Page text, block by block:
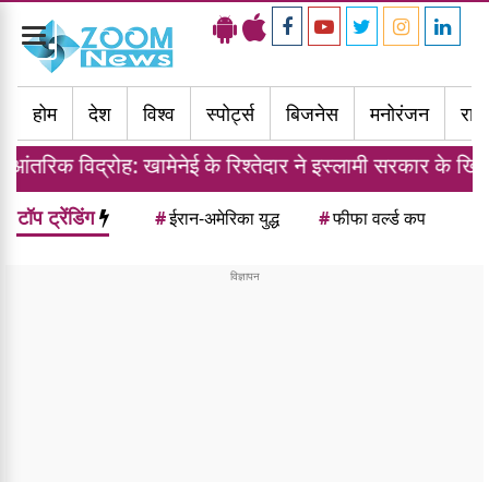
Toggle
navigation
होम
देश विश्व स्पोर्ट्स बिजनेस मनोरंजन
खामेनेई के रिश्तेदार ने इस्लामी सरकार के खिलाफ
टॉप ट्रेंडिंग #ईरान-अमेरिका युद्ध #फीफा वर्ल्ड कप